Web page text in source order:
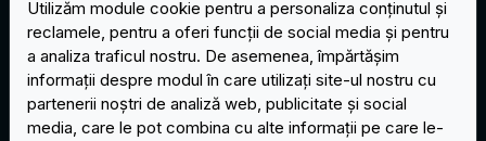
personalizate care să vă reflecte viziunea și
stilul. Cu mostra noastră gratuită, puteți fi sigur
că veți obține exact ceea ce vă doriți.
Vă mulțumim că ați ales EasyPatch ca partener
pentru plasturele dvs. personalizat. Dacă aveți
Utilizăm module cookie pentru a personaliza conținutul și
reclamele, pentru a oferi funcții de social media și pentru
a analiza traficul nostru. De asemenea, împărtășim
informații despre modul în care utilizați site-ul nostru cu
partenerii noștri de analiză web, publicitate și social
media, care le pot combina cu alte informații pe care le-